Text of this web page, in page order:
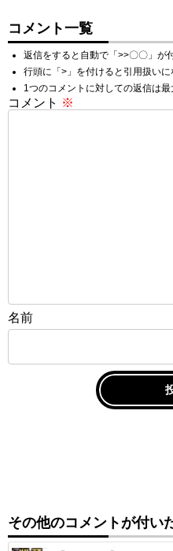
コメント一覧
返信をすると自動で「>>〇〇」が
行頭に「>」を付けると引用扱いに
1つのコメントに対しての返信は
コメント ※
名前
その他のコメントが付い